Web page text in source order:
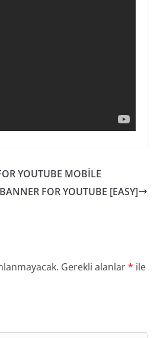
YOUTUBE MOBİLE
FOR YOUTUBE [EASY]
Gerekli alanlar* ile